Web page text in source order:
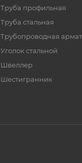
Труба профильная
Труба стальная
Трубопроводная
Уголок стальной
Швеллер
Шестигранник